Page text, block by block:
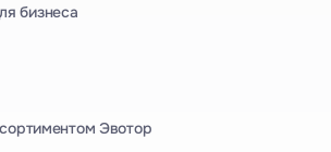
бизнеса
Эвотор